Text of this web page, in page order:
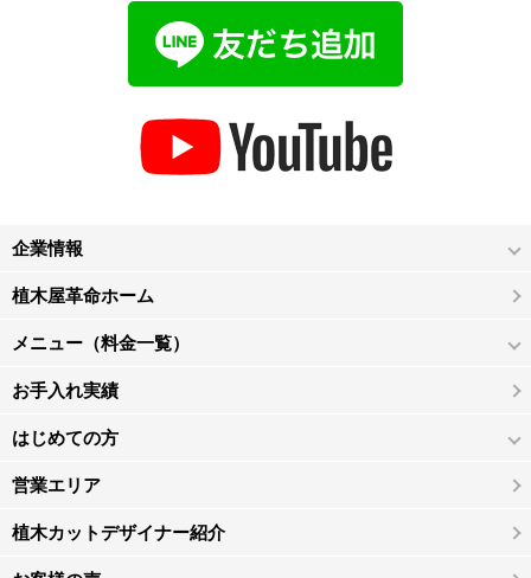
企業情報
植木屋革命ホーム
メニュー（料金一覧）
お手入れ実績
はじめての方
営業エリア
植木カットデザイナー紹介